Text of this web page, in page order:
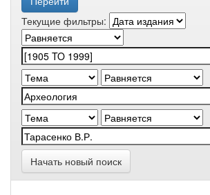
Текущие фильтры:
Начать новый поиск